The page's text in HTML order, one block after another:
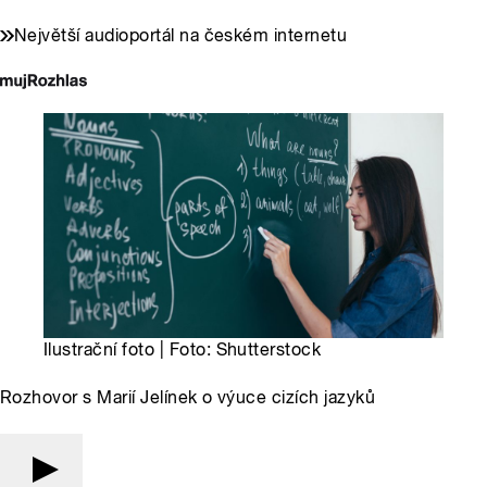
Největší audioportál na českém internetu
Ilustrační foto | Foto: Shutterstock
Rozhovor s Marií Jelínek o výuce cizích jazyků